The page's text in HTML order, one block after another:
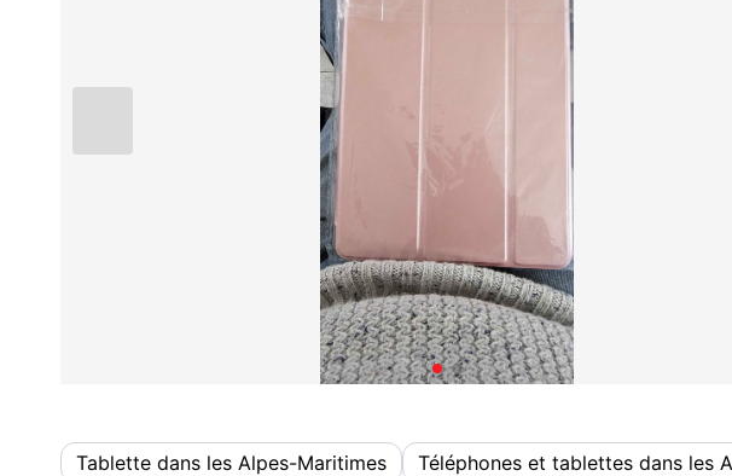
Tablette dans les Alpes-Maritimes Téléphones et tablettes dans les